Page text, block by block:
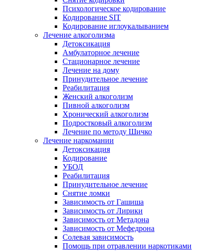
Психологическое кодирование
Кодирование SIT
Кодирование иглоукалыванием
Лечение алкоголизма
Детоксикация
Амбулаторное лечение
Стационарное лечение
Лечение на дому
Принудительное лечение
Реабилитация
Женский алкоголизм
Пивной алкоголизм
Хронический алкоголизм
Подростковый алкоголизм
Лечение по методу Шичко
Лечение наркомании
Детоксикация
Кодирование
УБОД
Реабилитация
Принудительное лечение
Снятие ломки
Зависимость от Гашиша
Зависимость от Лирики
Зависимость от Метадона
Зависимость от Мефедрона
Солевая зависимость
Помощь при отравлении наркотиками